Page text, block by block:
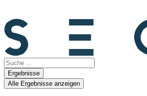
Search
...Ergebnisse
Alle Ergebnisse anzeigen